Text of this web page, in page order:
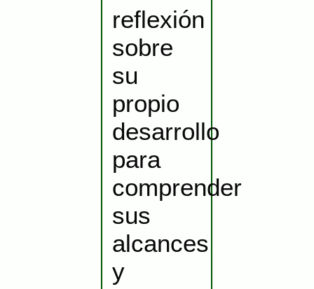
reflexión
sobre
su
propio
desarrollo
para
comprender
sus
alcances
y